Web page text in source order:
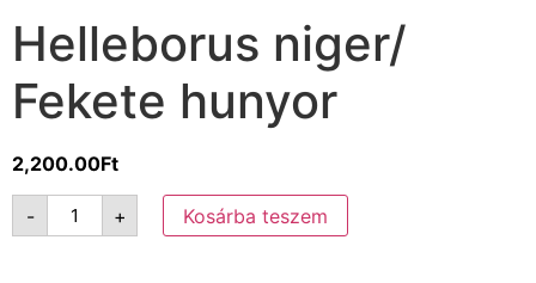
Helleborus niger/
Fekete hunyor
2,200.00Ft
- + Kosárba teszem